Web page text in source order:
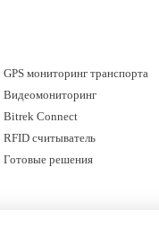
GPS мониторинг транспорта
Видеомониторинг
Bitrek Connect
RFID считыватель
Готовые решения